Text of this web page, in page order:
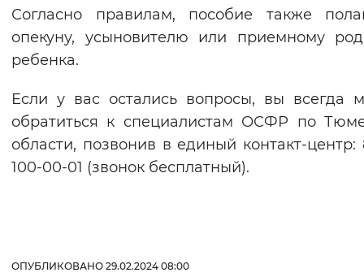
Согласно правилам, пособие также
опекуну, усыновителю или приемному
ребенка.
Если у вас остались вопросы, вы всегда
обратиться к специалистам ОСФР по
области, позвонив в единый контакт-центр:
100-00-01 (звонок бесплатный).
ОПУБЛИКОВАНО 29.02.2024 08:00